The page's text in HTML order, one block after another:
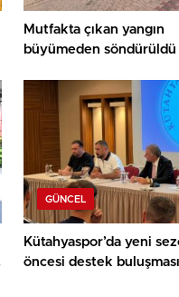
Mutfakta çıkan yangın
büyümeden söndürüldü
GÜNCEL
Kütahyaspor’da yeni
öncesi destek buluşması